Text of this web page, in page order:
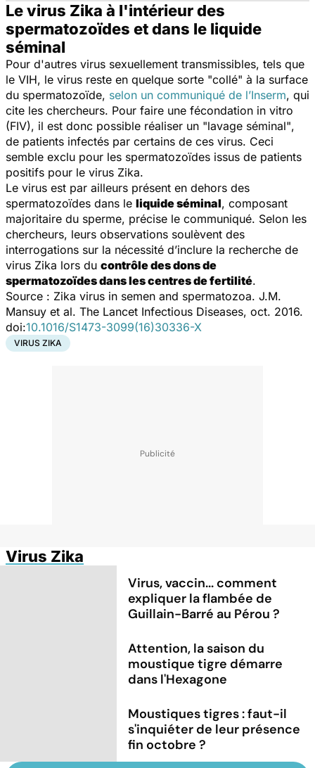
Le virus Zika à l'intérieur des
spermatozoïdes et dans le liquide
séminal
Pour d'autres virus sexuellement transmissibles, tels que
le VIH, le virus reste en quelque sorte "collé" à la surface
du spermatozoïde, selon un communiqué de l’Inserm, qui
cite les chercheurs. Pour faire une fécondation in vitro
(FIV), il est donc possible réaliser un "lavage séminal",
de patients infectés par certains de ces virus. Ceci
semble exclu pour les spermatozoïdes issus de patients
positifs pour le virus Zika.
Le virus est par ailleurs présent en dehors des
spermatozoïdes dans le liquide séminal, composant
majoritaire du sperme, précise le communiqué. Selon les
chercheurs, leurs observations soulèvent des
interrogations sur la nécessité d’inclure la recherche de
virus Zika lors du contrôle des dons de
spermatozoïdes dans les centres de fertilité.
Source : Zika virus in semen and spermatozoa. J.M.
Mansuy et al. The Lancet Infectious Diseases, oct. 2016.
doi:10.1016/S1473-3099(16)30336-X
VIRUS ZIKA
Virus Zika
Virus, vaccin... comment
expliquer la flambée de
Guillain-Barré au Pérou ?
Attention, la saison du
moustique tigre démarre
dans l'Hexagone
Moustiques tigres : faut-il
s'inquiéter de leur présence
fin octobre ?